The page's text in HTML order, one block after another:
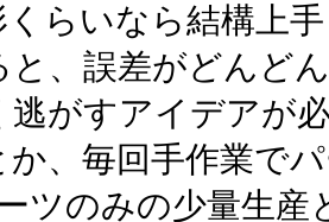
くらいなら結構上
と、誤差がどんど
逃がすアイデアが
か、毎回手作業で
ツのみの少量生産